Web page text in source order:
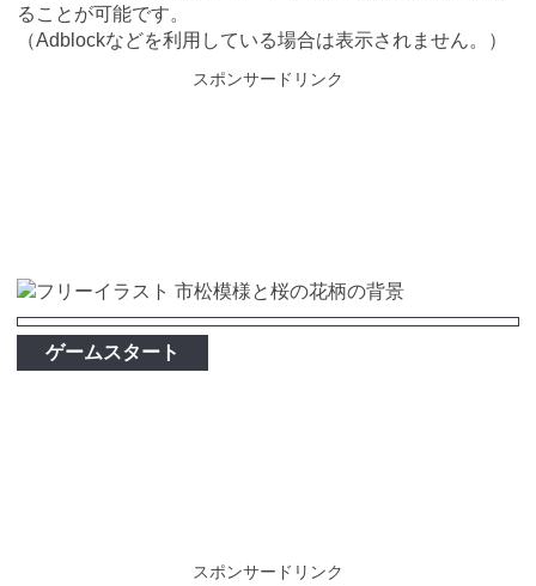
ることが可能です。
（Adblockなどを利用している場合は表示されません。）
スポンサードリンク
ゲームスタート
スポンサードリンク